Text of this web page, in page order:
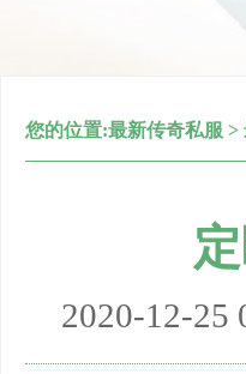
您的位置:最新传奇私服 >
2020-12-25